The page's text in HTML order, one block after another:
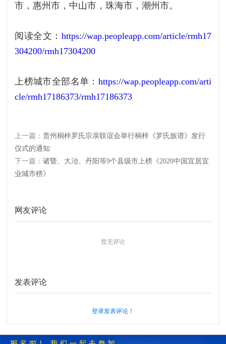
市，惠州市，中山市，珠海市，潮州市。
阅读全文： https://wap.peopleapp.com/article/rmh17
304200/rmh17304200
上榜城市全部名单： https://wap.peopleapp.com/arti
cle/rmh17186373/rmh17186373
上一篇：贵州桐梓罗氏宗亲联谊会举行桐梓《罗氏族谱》发行
仪式的通知
下一篇：诸暨、大冶、丹阳等9个县级市上榜《2020中国宜居宜
业城市榜》
网友评论
暂无评论
发表评论
登录发表评论！